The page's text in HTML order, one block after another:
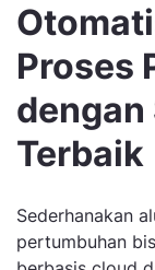
Proses
dengan
Terbaik
Sederhanakan
pertumbuhan